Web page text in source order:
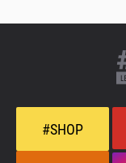
#SHOP